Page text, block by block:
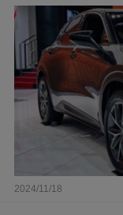
2024/11/18